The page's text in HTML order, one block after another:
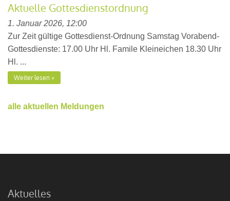
Aktuelle Gottesdienstordnung
1. Januar 2026, 12:00
Zur Zeit gültige Gottesdienst-Ordnung Samstag Vorabend-
Gottesdienste: 17.00 Uhr Hl. Famile Kleineichen 18.30 Uhr
Hl. ...
Weiter lesen
alle aktuellen Meldungen
Aktuelles